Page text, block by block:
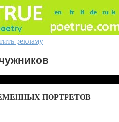
рекламу
ПОРТРЕТОВ